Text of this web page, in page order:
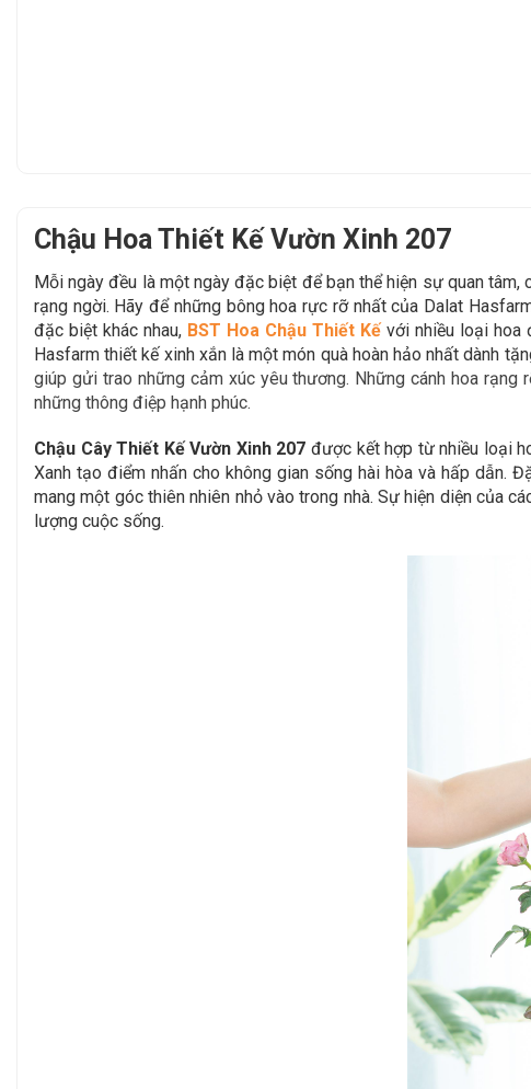
Chậu Hoa Thiết Kế Vườn Xinh 207
Mỗi ngày đều là một ngày đặc biệt để bạn thể hiện sự quan
rạng ngời. Hãy đểnhững bông hoa rực rỡ nhất của Dalat
đặc biệt khác nhau, BST Hoa Chậu Thiết Kế với nhiều loại hoa
Hasfarm thiết kế xinh xắn là một món quà hoàn hảo nhất dành
giúp gửi trao những cảm xúc yêu thương. Những cánh hoa
những thông điệp hạnh phúc.
Chậu Cây Thiết Kế Vườn Xinh 207 được kết hợp từ nhiều loại
Xanh tạo điểm nhấn cho không gian sống hài hòa và hấp dẫn.
mang một góc thiên nhiên nhỏ vào trong nhà. Sự hiện diện của
lượng cuộc sống.